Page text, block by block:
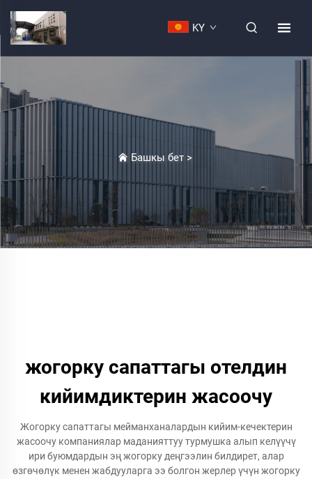
KY
Башкы бет>
жогорку сапаттагы отелдин
кийимдиктерин жасоочу
Жогорку сапаттагы мейманханалардын кийим-кечектерин
жасоочу компаниялар маданияттуу турмушка алып келүүчү
ири буюмдардын эң жогорку деңгээлин билдирет, алар
өзгөчөлүк менен жабдууларга ээ болгон жерлер үчүн жогорку